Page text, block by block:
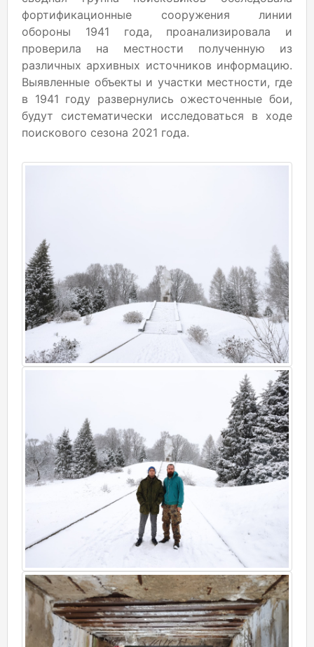
фортификационные сооружения линии
обороны 1941 года, проанализировала и
проверила на местности полученную из
различных архивных источников информацию.
Выявленные объекты и участки местности, где
в 1941 году развернулись ожесточенные бои,
будут систематически исследоваться в ходе
поискового сезона 2021 года.